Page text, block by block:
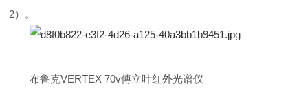
2）。
布鲁克VERTEX 70v傅立叶红外光谱仪